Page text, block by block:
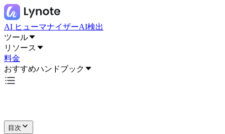
AI ヒューマナイザーAI検出
ツール
リソース
料金
おすすめハンドブック
目次